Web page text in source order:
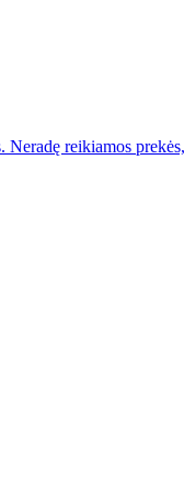
reikiamos